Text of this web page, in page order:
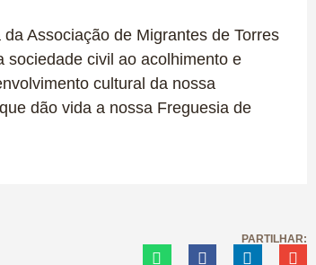
Associação de Migrantes de Torres
sociedade civil ao acolhimento e
cultural da nossa
dão vida a nossa Freguesia de
PARTILHAR: